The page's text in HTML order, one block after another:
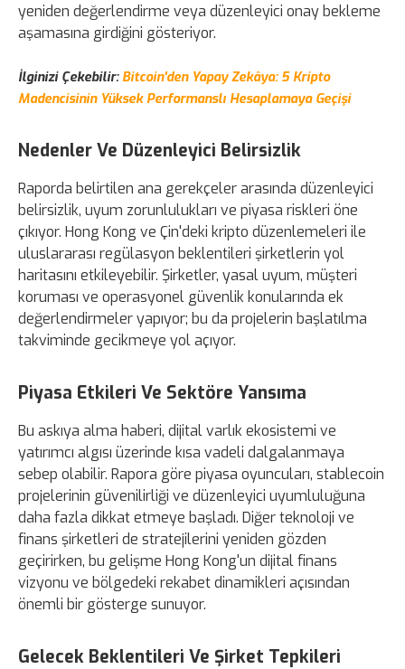
yeniden değerlendirme veya düzenleyici onay bekleme
aşamasına girdiğini gösteriyor.
İlginizi Çekebilir: Bitcoin'den Yapay Zekâya: 5 Kripto
Madencisinin Yüksek Performanslı Hesaplamaya Geçişi
Nedenler Ve Düzenleyici Belirsizlik
Raporda belirtilen ana gerekçeler arasında düzenleyici
belirsizlik, uyum zorunlulukları ve piyasa riskleri öne
çıkıyor. Hong Kong ve Çin'deki kripto düzenlemeleri ile
uluslararası regülasyon beklentileri şirketlerin yol
haritasını etkileyebilir. Şirketler, yasal uyum, müşteri
koruması ve operasyonel güvenlik konularında ek
değerlendirmeler yapıyor; bu da projelerin başlatılma
takviminde gecikmeye yol açıyor.
Piyasa Etkileri Ve Sektöre Yansıma
Bu askıya alma haberi, dijital varlık ekosistemi ve
yatırımcı algısı üzerinde kısa vadeli dalgalanmaya
sebep olabilir. Rapora göre piyasa oyuncuları, stablecoin
projelerinin güvenilirliği ve düzenleyici uyumluluğuna
daha fazla dikkat etmeye başladı. Diğer teknoloji ve
finans şirketleri de stratejilerini yeniden gözden
geçirirken, bu gelişme Hong Kong'un dijital finans
vizyonu ve bölgedeki rekabet dinamikleri açısından
önemli bir gösterge sunuyor.
Gelecek Beklentileri Ve Şirket Tepkileri